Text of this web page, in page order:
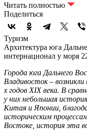
Читать полностью
Поделиться
Туризм
Архитектура юга
интернационал у моря
Города юга Дальнего
Владивосток –
х годов XIX века. В
у них небольшая
Китая и Японии,
историческим
Востоке, история эта